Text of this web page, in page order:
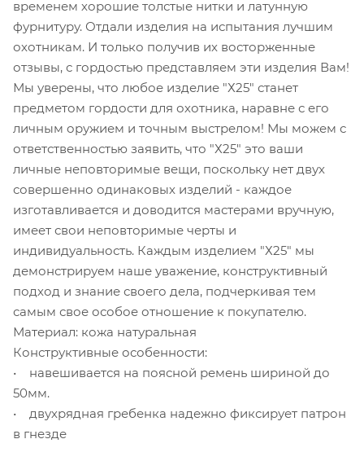
временем хорошие толстые нитки и латунную
фурнитуру. Отдали изделия на испытания лучшим
охотникам. И только получив их восторженные
отзывы, с гордостью представляем эти изделия Вам!
Мы уверены, что любое изделие "Х25" станет
предметом гордости для охотника, наравне с его
личным оружием и точным выстрелом! Мы можем с
ответственностью заявить, что "Х25" это ваши
личные неповторимые вещи, поскольку нет двух
совершенно одинаковых изделий - каждое
изготавливается и доводится мастерами вручную,
имеет свои неповторимые черты и
индивидуальность. Каждым изделием "Х25" мы
демонстрируем наше уважение, конструктивный
подход и знание своего дела, подчеркивая тем
самым свое особое отношение к покупателю.
Материал: кожа натуральная
Конструктивные особенности:
• навешивается на поясной ремень шириной до
50мм.
• двухрядная гребенка надежно фиксирует патрон
в гнезде